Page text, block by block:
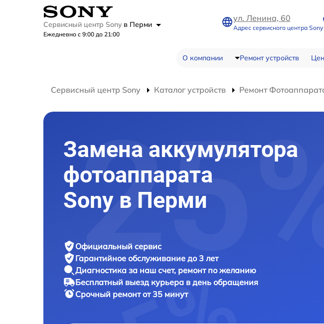
Сервисный центр Sony в Перми
Ежедневно с 9:00 до 21:00
ул. Ленина, 60
Адрес сервисного центра Sony
О компании Ремонт устройств
Сервисный центр Sony Каталог устройств Ремонт
Замена аккумулятора
фотоаппарата
Sony в Перми
Официальный сервис
Гарантийное обслуживание до 3 лет
Диагностика за наш счет, ремонт по желанию
Бесплатный выезд курьера в день обращения
Срочный ремонтот 35 минут